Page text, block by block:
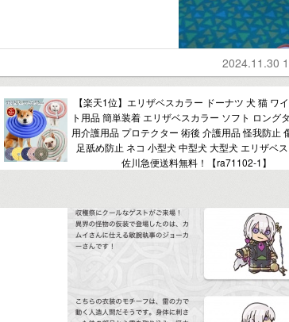
2024.11.30
【楽天1位】エリザベスカラー ドーナツ 犬 猫 ワ
ト用品 簡単装着 エリザベスカラー ソフト ロング
用介護用品 プロテクター 術後 介護用品 怪我防止
足舐め防止 ネコ 小型犬 中型犬 大型犬 エリザベ
佐川急便送料無料！【ra71102-1】